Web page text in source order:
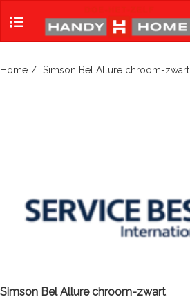
Home Simson Bel Allure chroom-zwart
Simson Bel Allure chroom-zwart